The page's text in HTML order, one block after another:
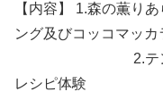
【内容】 1.森の薫り
ング及びコッコマッカ
2.テント内で
レシピ体験